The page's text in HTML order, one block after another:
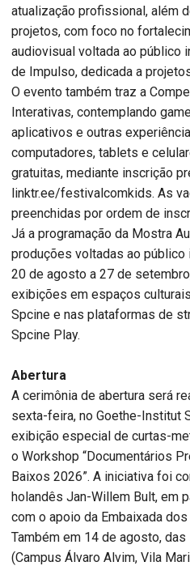
atualização profissional, além
projetos, com foco no
audiovisual voltada ao público
de Impulso, dedicada a
O evento também traz a
Interativas, contemplando
aplicativos e outras
computadores, tablets e
gratuitas, mediante inscrição
linktr.ee/festivalcomkids. As
preenchidas por ordem de
Já a programação da Mostra
produções voltadas ao público
20 de agosto a 27 de
exibições em espaços
Spcine e nas plataformas de
Spcine Play.
Abertura
A cerimônia de abertura será
sexta-feira, no Goethe-Institut
exibição especial de curtas-
o Workshop “Documentários
Baixos 2026”. A iniciativa foi
holandês Jan-Willem Bult, em
com o apoio da Embaixada
Também em 14 de agosto,
(Campus Álvaro Alvim, Vila